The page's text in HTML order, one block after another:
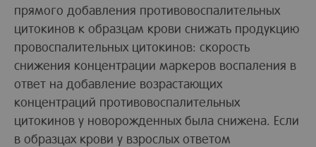
прямого добавления противовоспалительных
цитокинов к образцам крови снижать продукцию
провоспалительных цитокинов: скорость
снижения концентрации маркеров воспаления в
ответ на добавление возрастающих
концентраций противовоспалительных
цитокинов у новорожденных была снижена. Если
в образцах крови у взрослых ответом